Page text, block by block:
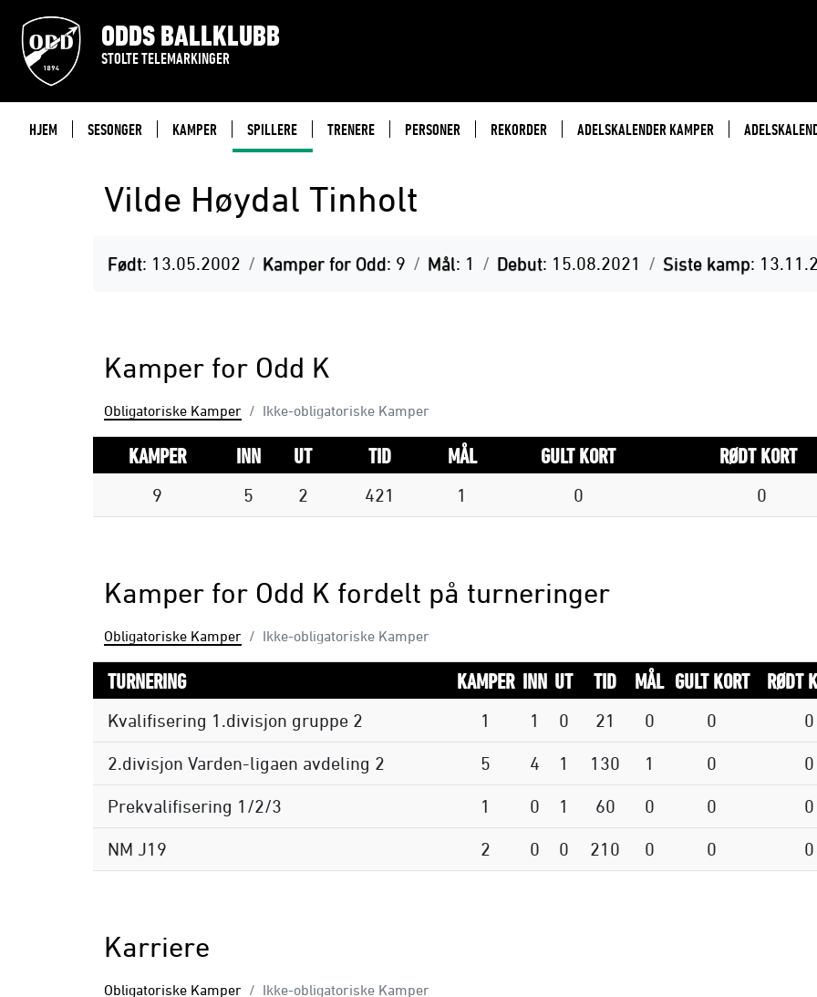
ODDS BALLKLUBB
STOLTE TELEMARKINGER
HJEM SESONGER KAMPER SPILLERE TRENERE PERSONER REKORDER ADELSKALENDER KAMPER
Vilde Høydal Tinholt
Født: 13.05.2002 Kamper for Odd: 9 Mål: 1 Debut: 15.08.2021 Siste kamp:
Kamper for Odd K
Obligatoriske Kamper Ikke-obligatoriske Kamper
KAMPER INN UT TID MÅL GULT KORT RØDT KORT
9 5 2 421 1 0 0
Kamper for Odd K fordelt på turneringer
Obligatoriske Kamper Ikke-obligatoriske Kamper
TURNERING KAMPER INN UT TID MÅL GULT KORT RØDT
Kvalifisering 1.divisjon gruppe 2 1 1 0 21 0 0 0
2.divisjon Varden-ligaen avdeling 2 5 4 1 130 1 0 0
Prekvalifisering 1/2/3 1 0 1 60 0 0 0
NM J19 2 0 0 210 0 0 0
Karriere
Obligatoriske Kamper Ikke-obligatoriske Kamper